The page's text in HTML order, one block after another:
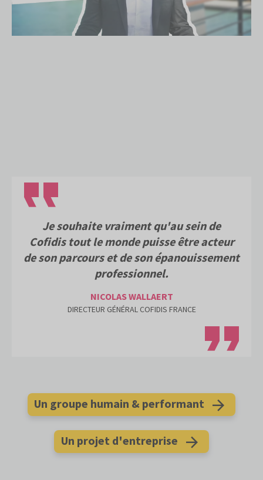
Je souhaite vraiment qu'au sein de
Cofidis tout le monde puisse être acteur
de son parcours et de son épanouissement
professionnel.
NICOLAS WALLAERT
DIRECTEUR GÉNÉRAL COFIDIS FRANCE
Un groupe humain & performant
Un projet d'entreprise